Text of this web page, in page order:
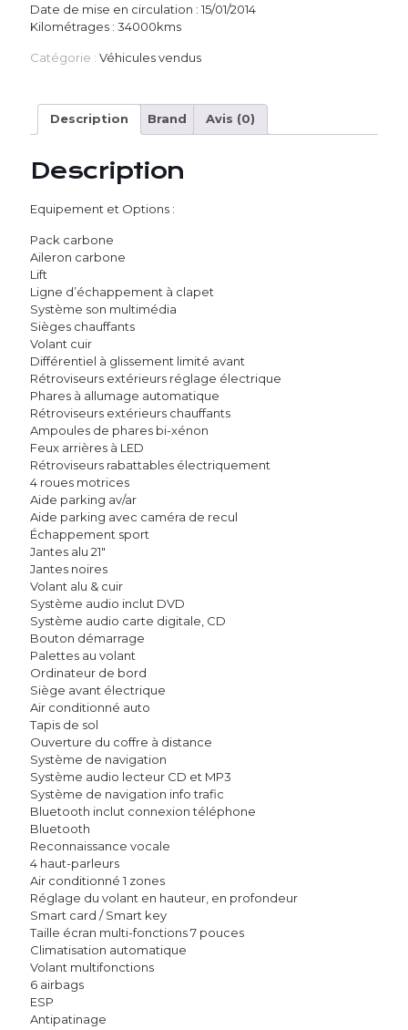
Date de mise en circulation : 15/01/2014
Kilométrages : 34000kms
Catégorie : Véhicules vendus
Description Brand Avis (0)
Description
Equipement et Options :
Pack carbone
Aileron carbone
Lift
Ligne d’échappement à clapet
Système son multimédia
Sièges chauffants
Volant cuir
Différentiel à glissement limité avant
Rétroviseurs extérieurs réglage électrique
Phares à allumage automatique
Rétroviseurs extérieurs chauffants
Ampoules de phares bi-xénon
Feux arrières à LED
Rétroviseurs rabattables électriquement
4 roues motrices
Aide parking av/ar
Aide parking avec caméra de recul
Échappement sport
Jantes alu 21″
Jantes noires
Volant alu & cuir
Système audio inclut DVD
Système audio carte digitale, CD
Bouton démarrage
Palettes au volant
Ordinateur de bord
Siège avant électrique
Air conditionné auto
Tapis de sol
Ouverture du coffre à distance
Système de navigation
Système audio lecteur CD et MP3
Système de navigation info trafic
Bluetooth inclut connexion téléphone
Bluetooth
Reconnaissance vocale
4 haut-parleurs
Air conditionné 1 zones
Réglage du volant en hauteur, en profondeur
Smart card / Smart key
Taille écran multi-fonctions 7 pouces
Climatisation automatique
Volant multifonctions
6 airbags
ESP
Antipatinage